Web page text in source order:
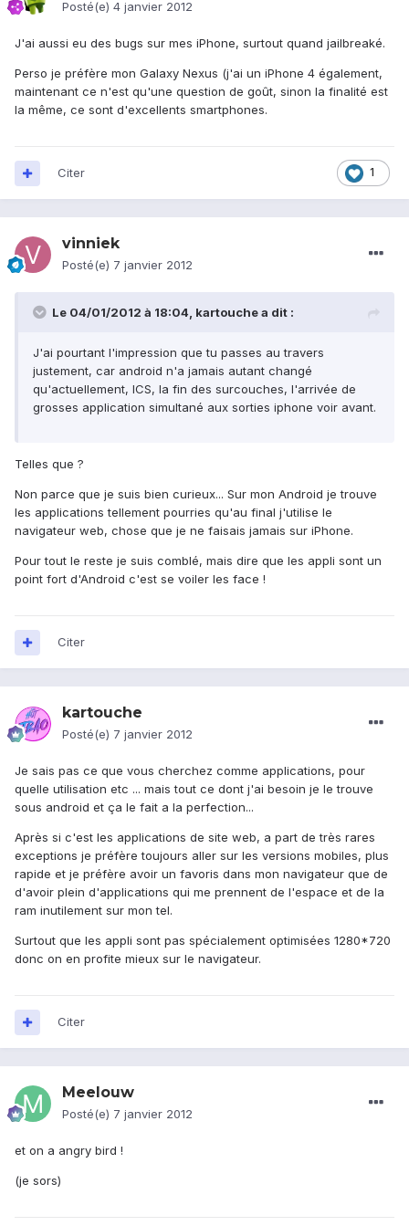
Posté(e) 4 janvier 2012
J'ai aussi eu des bugs sur mes iPhone, surtout quand jailbreaké.
Perso je préfère mon Galaxy Nexus (j'ai un iPhone 4 également,
maintenant ce n'est qu'une question de goût, sinon la finalité est
la même, ce sont d'excellents smartphones.
1
Citer
vinniek
Posté(e) 7 janvier 2012
Le 04/01/2012 à 18:04, kartouche a dit :
J'ai pourtant l'impression que tu passes au travers
justement, car android n'a jamais autant changé
qu'actuellement, ICS, la fin des surcouches, l'arrivée de
grosses application simultané aux sorties iphone voir avant.
Telles que ?
Non parce que je suis bien curieux... Sur mon Android je trouve
les applications tellement pourries qu'au final j'utilise le
navigateur web, chose que je ne faisais jamais sur iPhone.
Pour tout le reste je suis comblé, mais dire que les appli sont un
point fort d'Android c'est se voiler les face !
Citer
kartouche
Posté(e) 7 janvier 2012
Je sais pas ce que vous cherchez comme applications, pour
quelle utilisation etc ... mais tout ce dont j'ai besoin je le trouve
sous android et ça le fait a la perfection...
Après si c'est les applications de site web, a part de très rares
exceptions je préfère toujours aller sur les versions mobiles, plus
rapide et je préfère avoir un favoris dans mon navigateur que de
d'avoir plein d'applications qui me prennent de l'espace et de la
ram inutilement sur mon tel.
Surtout que les appli sont pas spécialement optimisées 1280*720
donc on en profite mieux sur le navigateur.
Citer
Meelouw
Posté(e) 7 janvier 2012
et on a angry bird !
(je sors)